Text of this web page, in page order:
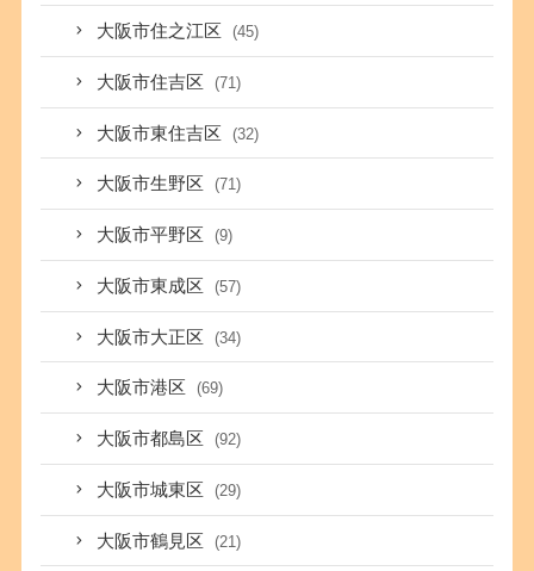
大阪市住之江区 (45)
大阪市住吉区 (71)
大阪市東住吉区 (32)
大阪市生野区 (71)
大阪市平野区 (9)
大阪市東成区 (57)
大阪市大正区 (34)
大阪市港区 (69)
大阪市都島区 (92)
大阪市城東区 (29)
大阪市鶴見区 (21)